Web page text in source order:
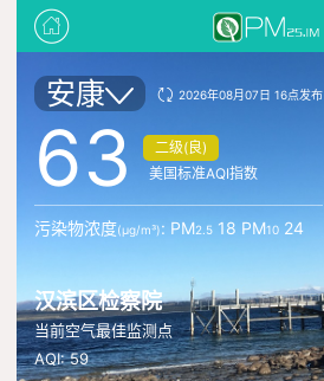
安康 2026年08月07日 16点发布
63
二级(良)
美国标准AQI指数
污染物浓度(μg/m³): PM2.5 18 PM10 24
汉滨区检察院
当前空气最佳监测点
AQI: 59